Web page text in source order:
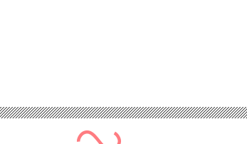
764 kez okunmuştur